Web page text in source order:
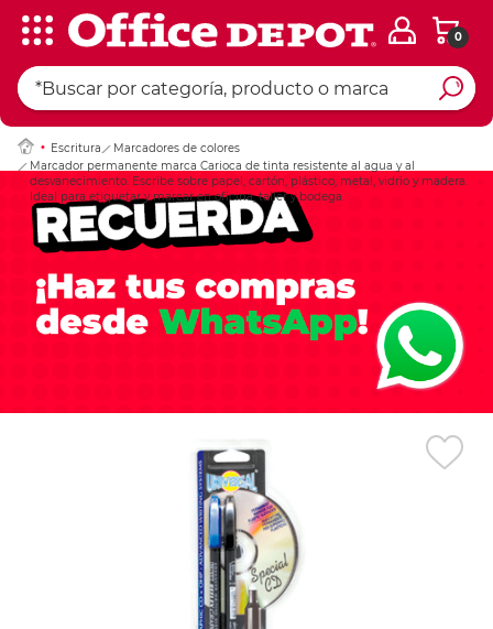
0
Escritura
Marcadores de colores
Marcador permanente marca Carioca de tinta resistente al agua y al
desvanecimiento. Escribe sobre papel, cartón, plástico, metal, vidrio y madera.
Ideal para etiquetar y marcar en oficina, taller y bodega.
Ingresar Codigo